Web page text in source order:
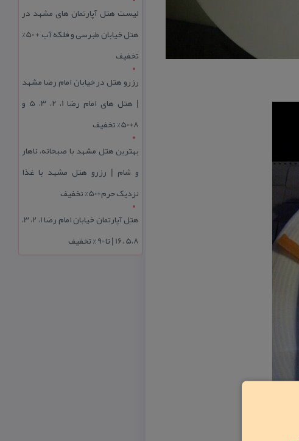
لیست هتل آپارتمان های مشهد در
هتل خیابان طبرسی و فلکه آب + 50%
تخفیف
رزرو هتل در خیابان امام رضا مشهد
| هتل‌ های امام رضا 1، 2، 3، 5 و
8+50% تخفیف
بهترین هتل مشهد با صبحانه، ناهار
و شام | رزرو هتل مشهد با غذا
نزدیک حرم+50% تخفیف
هتل آپارتمان خیابان امام رضا 1، 2، 3،
5،8 ،16 | تا 90 % تخفیف